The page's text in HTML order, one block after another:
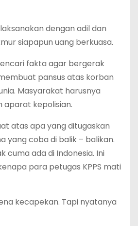
dengan adil dan
siapapun uang berkuasa.
fakta agar bergerak
pansus atas korban
Masyarakat harusnya
aparat kepolisian.
atas apa yang ditugaskan
yang coba di balik – balikan.
cuma ada di Indonesia. Ini
para petugas KPPS mati
kecapekan. Tapi nyatanya